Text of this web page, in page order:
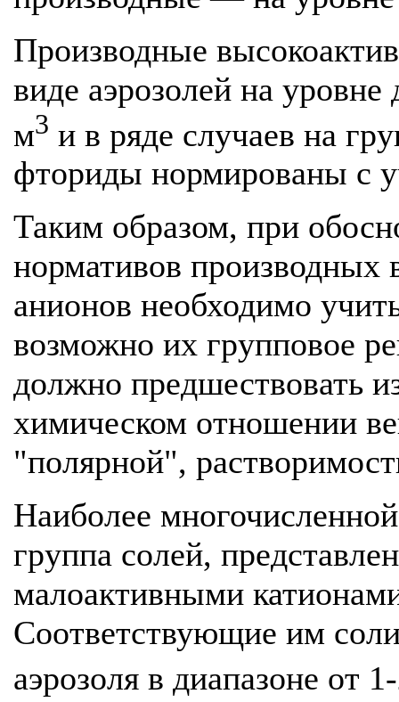
Производные
виде аэрозолей на
м3 и в ряде случаев на
фториды нормированы с
Таким образом, при
нормативов производных
анионов необходимо
возможно их групповое
должно предшествовать
химическом отношении
"полярной",
Наиболее
группа солей,
малоактивными
Соответствующие им
аэрозоля в диапазоне от